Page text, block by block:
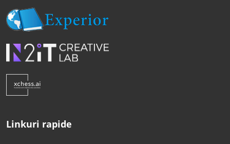
Linkuri rapide